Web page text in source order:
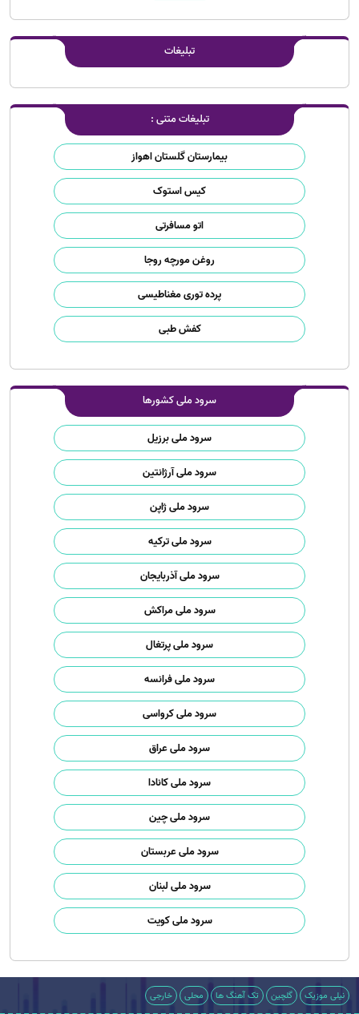
تبلیغات
تبلیغات متنی :
بیمارستان گلستان اهواز
کیس استوک
اتو مسافرتی
روغن مورچه روجا
پرده توری مغناطیسی
کفش طبی
سرود ملی کشورها
سرود ملی برزیل
سرود ملی آرژانتین
سرود ملی ژاپن
سرود ملی ترکیه
سرود ملی آذربایجان
سرود ملی مراکش
سرود ملی پرتغال
سرود ملی فرانسه
سرود ملی کرواسی
سرود ملی عراق
سرود ملی کانادا
سرود ملی چین
سرود ملی عربستان
سرود ملی لبنان
سرود ملی کویت
نیلی موزیک گلچین تک آهنگ ها محلی خارجی